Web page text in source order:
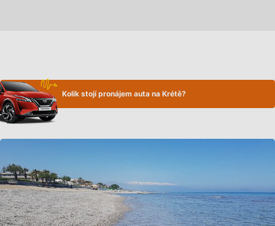
Kolik stojí pronájem auta na Krétě?